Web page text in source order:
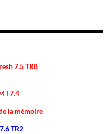
7.5 TR8
i 7.4
la mémoire
TR2